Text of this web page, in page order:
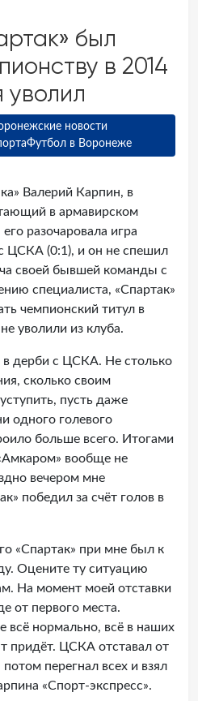
был
в 2014
уволил
новости
Футбол в Воронеже
Валерий Карпин, в
в армавирском
разочаровала игра
ЦСКА (0:1), и он не спешил
своей бывшей команды с
специалиста, «Спартак»
чемпионский титул в
уволили из клуба.
в дерби с ЦСКА. Не столько
сколько своим
пусть даже
одного голевого
больше всего. Итогами
вообще не
вечером мне
победил за счёт голов в
«Спартак» при мне был к
Оцените ту ситуацию
На момент моей отставки
от первого места.
всё нормально, всё в наших
придёт. ЦСКА отставал от
перегнал всех и взял
«Спорт-экспресс».